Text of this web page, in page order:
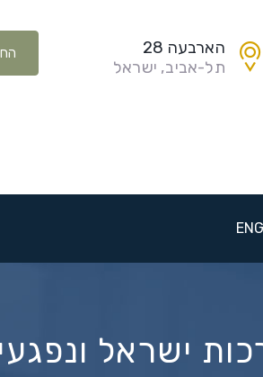
הארבעה 28
תל-אביב, ישראל
ישראל ונפגעי